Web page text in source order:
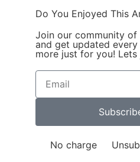
Do You Enjoyed This
Join our community
and get updated
more just for you!
No charge